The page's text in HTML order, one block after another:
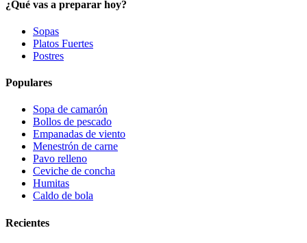
¿Qué vas a preparar hoy?
Sopas
Platos Fuertes
Postres
Populares
Sopa de camarón
Bollos de pescado
Empanadas de viento
Menestrón de carne
Pavo relleno
Ceviche de concha
Humitas
Caldo de bola
Recientes